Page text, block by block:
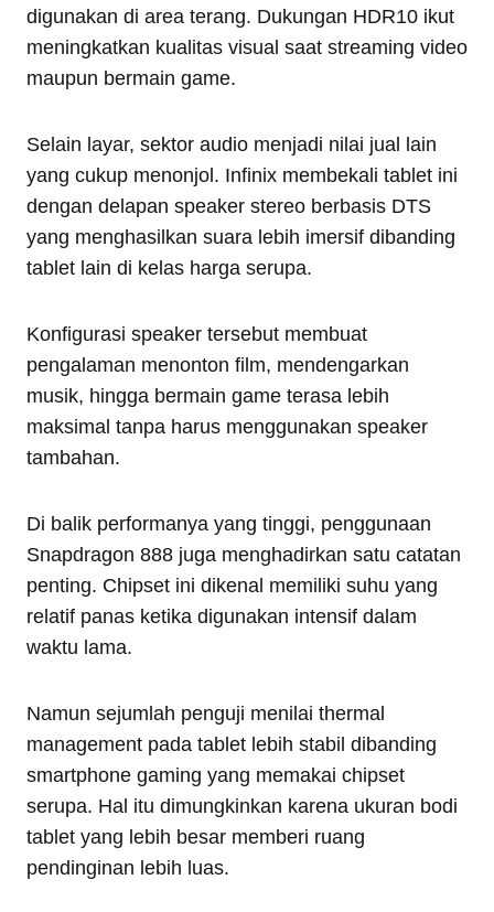
digunakan di area terang. Dukungan HDR10 ikut
meningkatkan kualitas visual saat streaming video
maupun bermain game.
Selain layar, sektor audio menjadi nilai jual lain
yang cukup menonjol. Infinix membekali tablet ini
dengan delapan speaker stereo berbasis DTS
yang menghasilkan suara lebih imersif dibanding
tablet lain di kelas harga serupa.
Konfigurasi speaker tersebut membuat
pengalaman menonton film, mendengarkan
musik, hingga bermain game terasa lebih
maksimal tanpa harus menggunakan speaker
tambahan.
Di balik performanya yang tinggi, penggunaan
Snapdragon 888 juga menghadirkan satu catatan
penting. Chipset ini dikenal memiliki suhu yang
relatif panas ketika digunakan intensif dalam
waktu lama.
Namun sejumlah penguji menilai thermal
management pada tablet lebih stabil dibanding
smartphone gaming yang memakai chipset
serupa. Hal itu dimungkinkan karena ukuran bodi
tablet yang lebih besar memberi ruang
pendinginan lebih luas.